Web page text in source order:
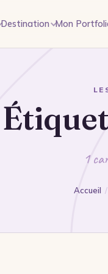
Destination Mon
1
Accueil /